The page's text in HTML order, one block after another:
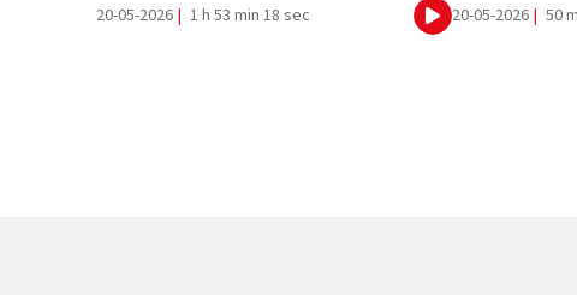
20-05-2026 | 1 h 53 min 18 sec Ecouter
20-05-2026 | 50